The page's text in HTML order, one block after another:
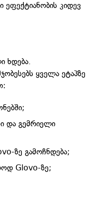
კიდევ
ხდება.
ყველა ეტაპზე
და გემრიელი
ზე გამოჩნდება;
Glovo-ზე;